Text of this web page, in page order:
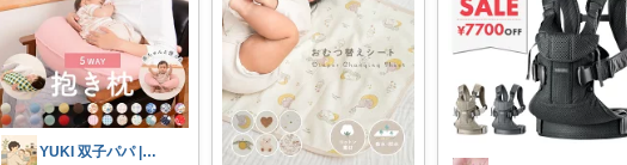
YUKI 双子パパ | 育児×便利グッズ